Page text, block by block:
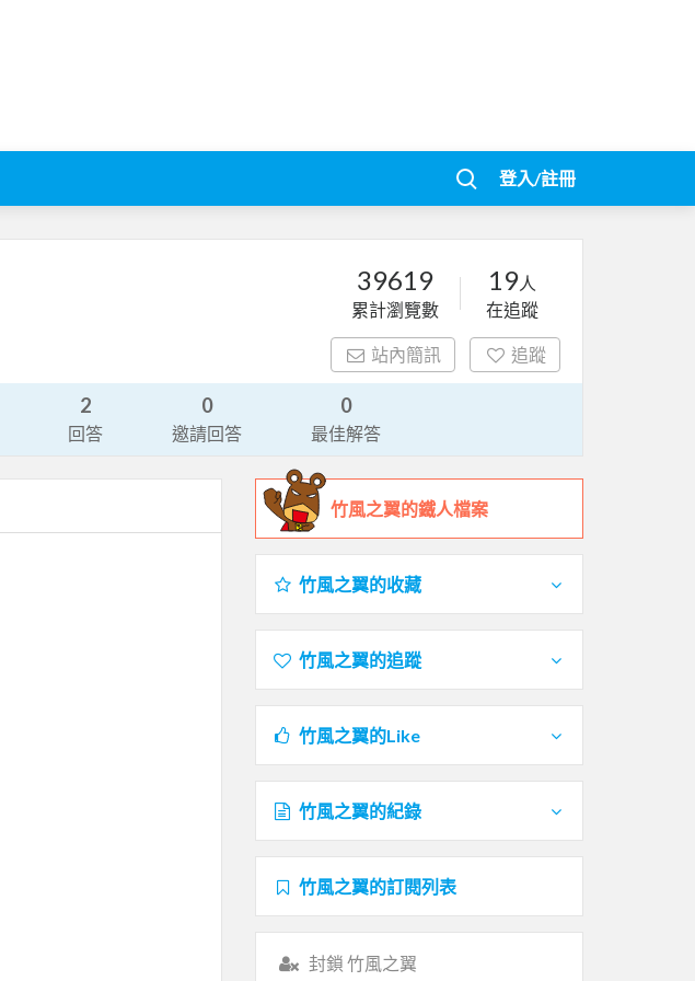
登入/註冊
39619
累計瀏覽數
19人
在追蹤
站內簡訊 追蹤
2
回答
0
邀請回答
0
最佳解答
竹風之翼的鐵人檔案
竹風之翼的收藏
竹風之翼的追蹤
竹風之翼的Like
竹風之翼的紀錄
竹風之翼的訂閱列表
封鎖 竹風之翼